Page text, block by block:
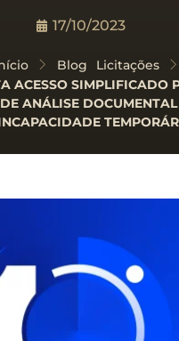
17/10/2023
Blog
Licitações
ACESSO SIMPLIFICADO
ANÁLISE